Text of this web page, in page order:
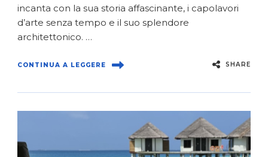
incanta con la sua storia affascinante, i capolavori
d’arte senza tempo e il suo splendore
architettonico. …
CONTINUA A LEGGERE SHARE